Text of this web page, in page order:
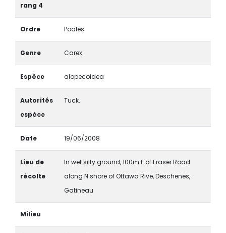
rang 4
Ordre Poales
Genre Carex
Espèce alopecoidea
Autorités
espèce
Tuck.
Date 19/06/2008
Lieu de
récolte
In wet silty ground, 100m E of Fraser Road
along N shore of Ottawa Rive, Deschenes,
Gatineau
Milieu